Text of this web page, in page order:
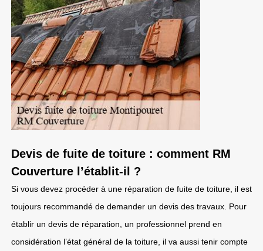
Devis de fuite de toiture : comment RM
Couverture l’établit-il ?
Si vous devez procéder à une réparation de fuite de toiture, il est
toujours recommandé de demander un devis des travaux. Pour
établir un devis de réparation, un professionnel prend en
considération l’état général de la toiture, il va aussi tenir compte